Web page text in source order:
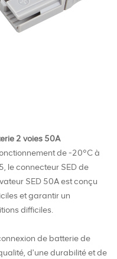
2 voies 50A
de -20°C à
le connecteur SED de
SED 50A est conçu
et garantir un
difficiles.
de batterie de
d'une durabilité et de